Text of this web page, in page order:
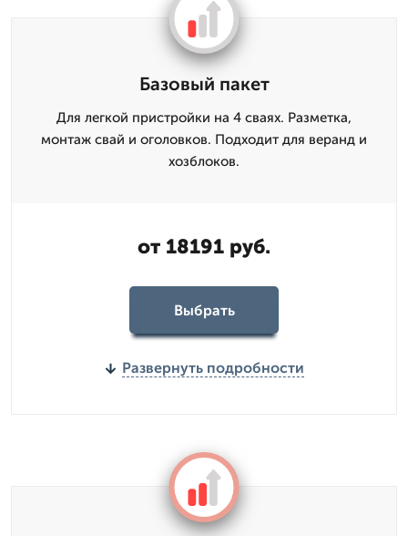
Базовый пакет
Для легкой пристройки на 4 сваях. Разметка,
монтаж свай и оголовков. Подходит для веранд и
хозблоков.
от 18191 руб.
Выбрать
Развернуть подробности